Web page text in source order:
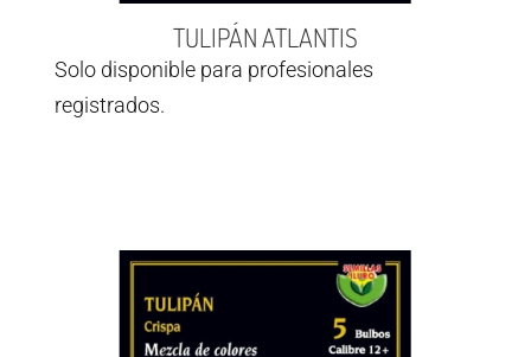
TULIPÁN ATLANTIS
Solo disponible para profesionales
registrados.